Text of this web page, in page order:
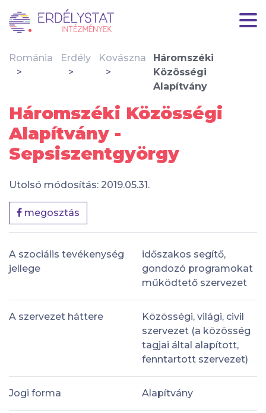
Románia Erdély Kovászna
Háromszéki
Közösségi
Alapítvány
Háromszéki Közösségi
Alapítvány -
Sepsiszentgyörgy
Utolsó módosítás: 2019.05.31.
megosztás
A szociális tevékenység
jellege
időszakos segítő,
gondozó programokat
működtető szervezet
A szervezet háttere
Közösségi, világi, civil
szervezet (a közösség
tagjai által alapított,
fenntartott szervezet)
Jogi forma Alapítvány